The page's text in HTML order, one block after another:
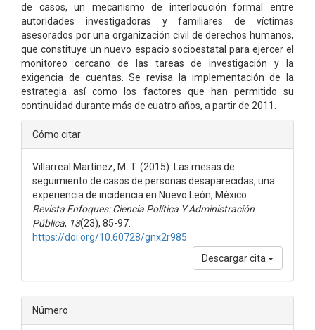
de casos, un mecanismo de interlocución formal entre
autoridades investigadoras y familiares de víctimas
asesorados por una organización civil de derechos humanos,
que constituye un nuevo espacio socioestatal para ejercer el
monitoreo cercano de las tareas de investigación y la
exigencia de cuentas. Se revisa la implementación de la
estrategia así como los factores que han permitido su
continuidad durante más de cuatro años, a partir de 2011.
Detalles
del
artículo
Cómo citar
Villarreal Martínez, M. T. (2015). Las mesas de
seguimiento de casos de personas desaparecidas, una
experiencia de incidencia en Nuevo León, México.
Revista Enfoques: Ciencia Política Y Administración
Pública, 13(23), 85-97.
https://doi.org/10.60728/gnx2r985
Descargar cita
Número